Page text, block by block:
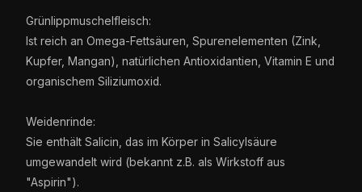
Grünlippmuschelfleisch:
Ist reich an Omega-Fettsäuren, Spurenelementen (Zink,
Kupfer, Mangan), natürlichen Antioxidantien, Vitamin E und
organischem Siliziumoxid.
Weidenrinde:
Sie enthält Salicin, das im Körper in Salicylsäure
umgewandelt wird (bekannt z.B. als Wirkstoff aus
"Aspirin").